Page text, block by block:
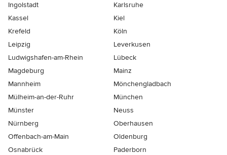
Ingolstadt
Karlsruhe
Kassel
Kiel
Krefeld
Köln
Leipzig
Leverkusen
Ludwigshafen-am-Rhein
Lübeck
Magdeburg
Mainz
Mannheim
Mönchen­gladbach
Mülheim-an-der-Ruhr
München
Münster
Neuss
Nürnberg
Oberhausen
Offenbach-am-Main
Oldenburg
Osnabrück
Paderborn